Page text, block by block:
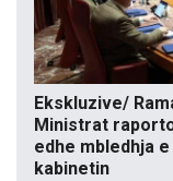
Ekskluzive/
Ministrat
edhe mbledhja
kabinetin